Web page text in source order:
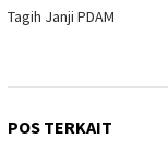
Tagih Janji PDAM
POS TERKAIT